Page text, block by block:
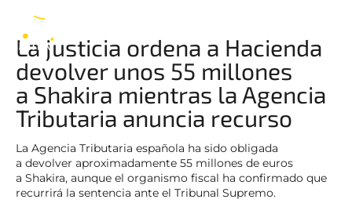
La justicia ordena a Hacienda
devolver unos 55 millones
a Shakira mientras la Agencia
Tributaria anuncia recurso
La Agencia Tributaria española ha sido obligada
a devolver aproximadamente 55 millones de euros
a Shakira, aunque el organismo fiscal ha confirmado que
recurrirá la sentencia ante el Tribunal Supremo.